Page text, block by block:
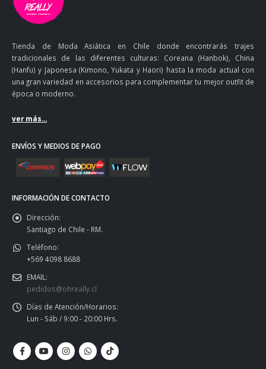
Tienda de Moda Asiática en Chile donde encontrarás trajes
tradicionales de las diferentes culturas: Coreana (Hanbok), China
(Hanfu) y Japonesa (Kimono, Yukata y Haori) hasta la moda actual con
una gran variedad en accesorios para complementar tu mejor outfit de
época o moderno.
ver más...
ENVÍOS Y MEDIOS DE PAGO
INFORMACIÓN DE CONTACTO
Dirección:
Santiago de Chile - RM.
Teléfono:
+569 4098 8688
EMAIL:
pedidos@ohreally.cl
Días de Atención/Horarios:
Lun - Sáb / 9:00 - 20:00 Hrs.